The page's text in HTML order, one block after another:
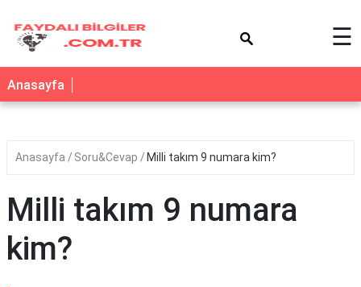
☰
Anasayfa
Anasayfa Soru&Cevap Milli takım 9 numara kim?
Milli takım 9 numara
kim?